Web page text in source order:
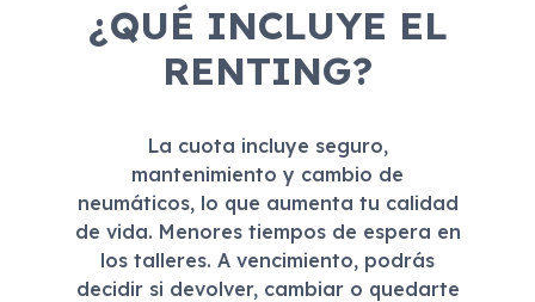
¿QUÉ INCLUYE EL
RENTING?
La cuota incluye seguro,
mantenimiento y cambio de
neumáticos, lo que aumenta tu calidad
de vida. Menores tiempos de espera en
los talleres. A vencimiento, podrás
decidir si devolver, cambiar o quedarte